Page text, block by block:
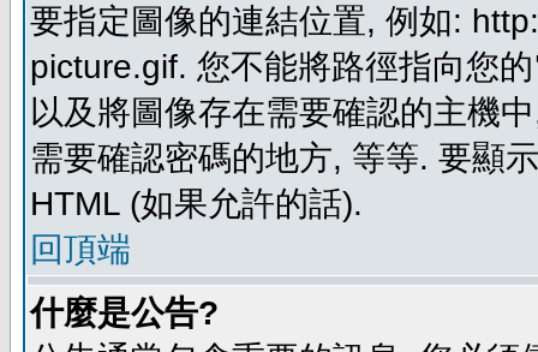
要指定圖像的連結位置, 例如:
picture.gif. 您不能將路徑指向您
以及將圖像存在需要確認的主機
需要確認密碼的地方, 等等. 要顯
HTML (如果允許的話).
回頂端
什麼是公告?